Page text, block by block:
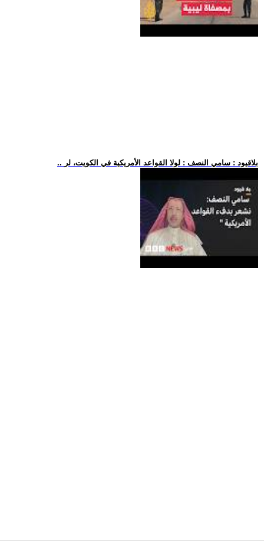
.. بلاقيود : سامي النصف : لولا القواعد الأمريكية في الكويت، لر